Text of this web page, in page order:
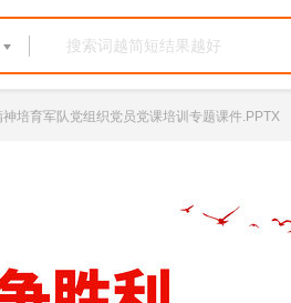
培育军队党组织党员党课培训专题课件.PPTX